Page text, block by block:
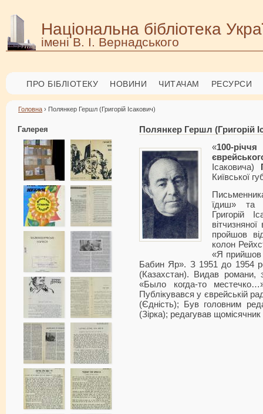
Національна бібліотека
імені В. І. Вернадського
ПРО БІБЛІОТЕКУ НОВИНИ ЧИТАЧАМ РЕСУРСИ
Головна › Полянкер Гершл (Григорій Ісакович)
Галерея
Полянкер Гершл (Григорій
«100-
Ісаковича)
Київської
їдиш» та
Григорій
пройшов
колон
«Я прийшов
Бабин Яр». З 1951 до 1954
(Казахстан). Видав романи,
«Было когда-то
Публікувався у єврейській
(Єдність); Був головним
(Зірка); редагував